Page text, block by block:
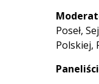
Poseł,
Polskiej,